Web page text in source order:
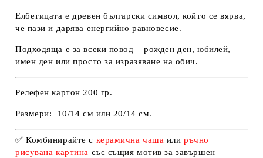
Елбетицата е древен български символ, който се вярва,
че пази и дарява енергийно равновесие.
Подходяща е за всеки повод – рожден ден, юбилей,
имен ден или просто за изразяване на обич.
Релефен картон 200 гр.
Размери: 10/14 см или 20/14 см.
✅Комбинирайте с керамична чаша илиръчно
рисувана картина със същия мотив за завършен